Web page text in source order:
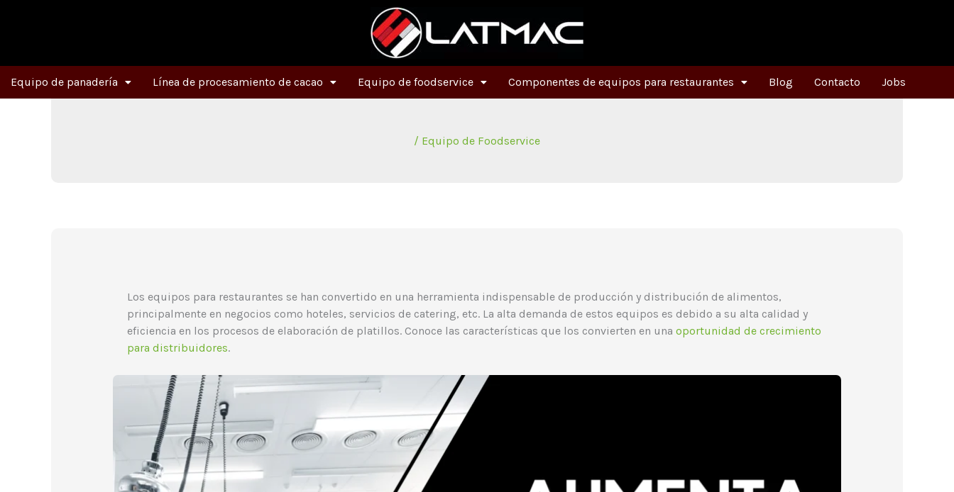
Equipo de panadería Línea de procesamiento de cacao Equipo de foodservice Componentes de equipos para restaurantes Blog Contacto Jobs
/ Equipo de Foodservice
Los equipos para restaurantes se han convertido en una herramienta indispensable de producción y distribución de alimentos,
principalmente en negocios como hoteles, servicios de catering, etc. La alta demanda de estos equipos es debido a su alta calidad y
eficiencia en los procesos de elaboración de platillos. Conoce las características que los convierten en una oportunidad de crecimiento
para distribuidores.